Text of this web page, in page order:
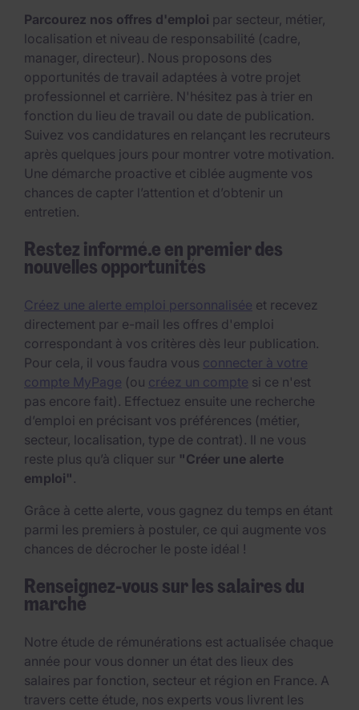
Parcourez nos offres d'emploi par secteur, métier,
localisation et niveau de responsabilité (cadre,
manager, directeur). Nous proposons des
opportunités de travail adaptées à votre projet
professionnel et carrière. N'hésitez pas à trier en
fonction du lieu de travail ou date de publication.
Suivez vos candidatures en relançant les recruteurs
après quelques jours pour montrer votre motivation.
Une démarche proactive et ciblée augmente vos
chances de capter l’attention et d’obtenir un
entretien.
Restez informé.e en premier des
nouvelles opportunités
Créez une alerte emploi personnalisée et recevez
directement par e-mail les offres d'emploi
correspondant à vos critères dès leur publication.
Pour cela, il vous faudra vous connecter à votre
compte MyPage (ou créez un compte si ce n'est
pas encore fait). Effectuez ensuite une recherche
d’emploi en précisant vos préférences (métier,
secteur, localisation, type de contrat). Il ne vous
reste plus qu’à cliquer sur "Créer une alerte
emploi" .
Grâce à cette alerte, vous gagnez du temps en étant
parmi les premiers à postuler, ce qui augmente vos
chances de décrocher le poste idéal !
Renseignez-vous sur les salaires du
marché
Notre étude de rémunérations est actualisée chaque
année pour vous donner un état des lieux des
salaires par fonction, secteur et région en France. A
travers cette étude, nos experts vous livrent les